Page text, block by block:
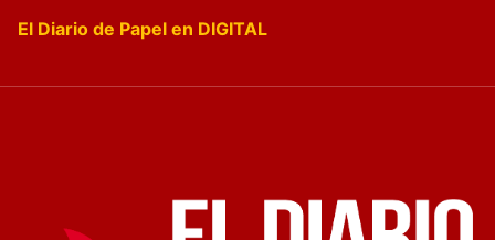
El Diario de Papel en DIGITAL